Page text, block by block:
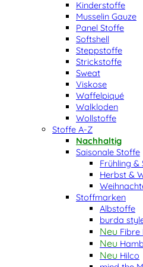
Kinderstoffe
Musselin Gauze
Panel Stoffe
Softshell
Steppstoffe
Strickstoffe
Sweat
Viskose
Waffelpiqué
Walkloden
Wollstoffe
Stoffe A-Z
Nachhaltig
Saisonale Stoffe
Frühling &
Herbst &
Stoffmarken
Albstoffe
burda
Fibre
Hilco